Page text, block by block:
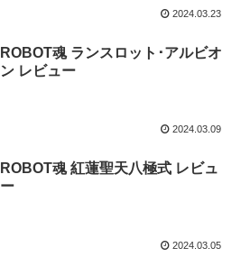
2024.03.23
ROBOT魂 ランスロット･アルビオ
ン レビュー
2024.03.09
ROBOT魂 紅蓮聖天八極式 レビュ
ー
2024.03.05